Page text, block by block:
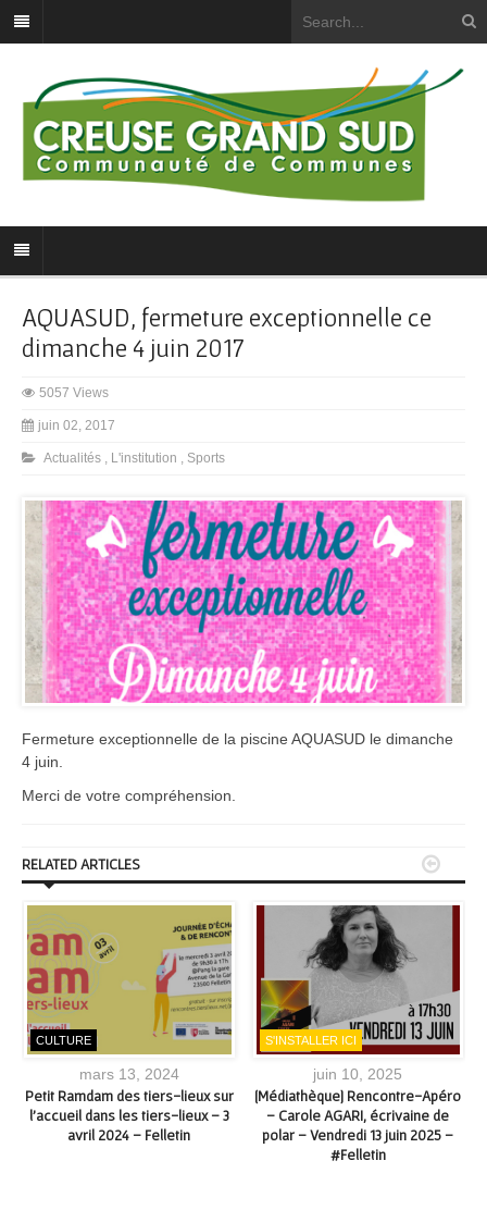
AQUASUD, fermeture exceptionnelle ce
dimanche 4 juin 2017
5057 Views
juin 02, 2017
Actualités , L'institution , Sports
Fermeture exceptionnelle de la piscine AQUASUD le dimanche
4 juin.
Merci de votre compréhension.
RELATED ARTICLES
CULTURE
mars 13, 2024
Petit Ramdam des tiers-lieux sur
l’accueil dans les tiers-lieux – 3
avril 2024 – Felletin
S'INSTALLER ICI
juin 10, 2025
[Médiathèque] Rencontre-Apéro
– Carole AGARI, écrivaine de
polar – Vendredi 13 juin 2025 –
#Felletin
